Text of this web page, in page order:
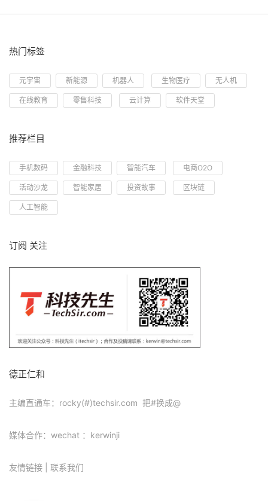
热门标签
元宇宙 新能源 机器人 生物医疗 无人机
在线教育 零售科技 云计算 软件天堂
推荐栏目
手机数码 金融科技 智能汽车 电商O2O
活动沙龙 智能家居 投资故事 区块链
人工智能
订阅 关注
德正仁和
主编直通车：rocky(#)techsir.com 把#换成@
媒体合作：wechat ：kerwinji
友情链接 联系我们